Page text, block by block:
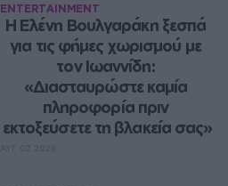
ENTERTAINMENT
Η Ελένη Βουλγαράκη ξεσπά
για τις φήμες χωρισμού με
τον Ιωαννίδη:
«Διασταυρώστε καμία
πληροφορία πριν
εκτοξεύσετε τη βλακεία σας»